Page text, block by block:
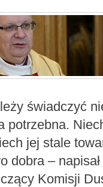
świadczyć
potrzebna.
jej stale
dobra –
Komisji